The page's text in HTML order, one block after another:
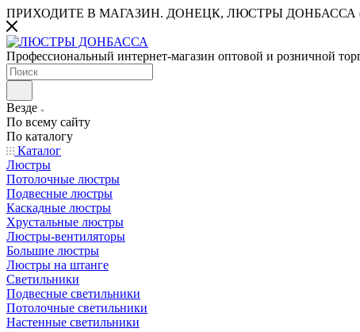
ПРИХОДИТЕ В МАГАЗИН. ДОНЕЦК, ЛЮСТРЫ ДОНБАССА
Профессиональный интернет-магазин оптовой и розничной
Везде
По всему сайту
По каталогу
Каталог
Люстры
Потолочные люстры
Подвесные люстры
Каскадные люстры
Хрустальные люстры
Люстры-вентиляторы
Большие люстры
Люстры на штанге
Светильники
Подвесные светильники
Потолочные светильники
Настенные светильники